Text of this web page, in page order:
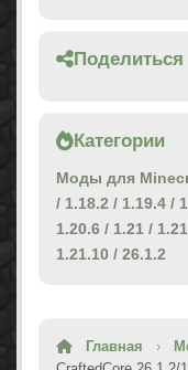
Поделиться
Категории
Моды для
/ 1.18.2 / 1.19.4 /
1.20.6 / 1.21 /
1.21.10 / 26.1.2
Главная ›